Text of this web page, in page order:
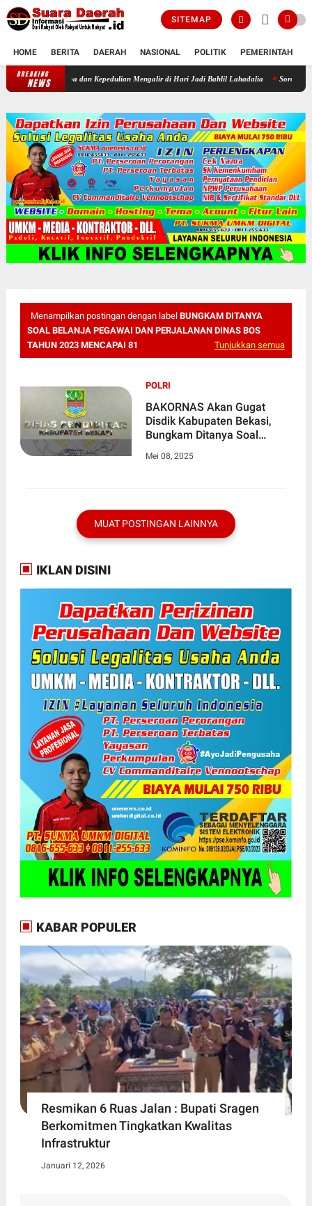
SITEMAP
HOME BERITA DAERAH NASIONAL POLITIK PEMERINTAH
BREAKING
NEWS Sukacita di Panti Yatim Muhammadiyah Sragen: Kala Doa dan
Menampilkan postingan dengan label BUNGKAM DITANYA
SOAL BELANJA PEGAWAI DAN PERJALANAN DINAS BOS
TAHUN 2023 MENCAPAI 81
Tunjukkan semua
POLRI
BAKORNAS Akan Gugat
Disdik Kabupaten Bekasi,
Bungkam Ditanya Soal
Perjalanan Dinas BOS Tahun
Mei 08, 2025
MUAT POSTINGAN LAINNYA
IKLAN DISINI
KABAR POPULER
Resmikan 6 Ruas Jalan : Bupati Sragen
Berkomitmen Tingkatkan Kwalitas
Infrastruktur
Januari 12, 2026